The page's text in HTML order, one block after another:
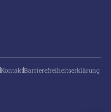
KontaktBarrierefreiheitserklärung